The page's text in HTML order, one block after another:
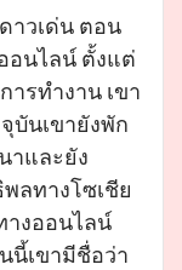
วเด่น ตอน
อนไลน์ ตั้งแต่
รทำงาน เขา
บันเขายังพัก
าและยัง
ลทางโซเชีย
างออนไลน์
นี้เขามีชื่อว่า